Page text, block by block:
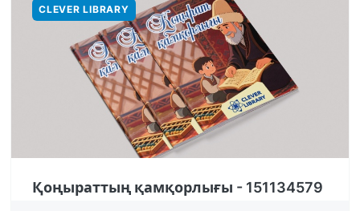
CLEVER LIBRARY
Қоңыраттың қамқорлығы - 151134579